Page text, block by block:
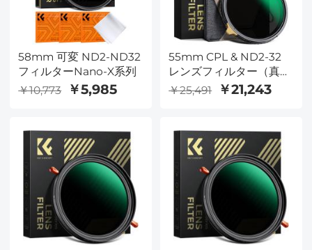
58mm 可変 ND2-ND32
フィルターNano-X系列
￥10,773
￥5,985
55mm CPL & ND2-32
レンズフィルター（真鍮
製フィルターリング付
Nano-Xcel Proシリーズ
￥25,491 ￥21,243